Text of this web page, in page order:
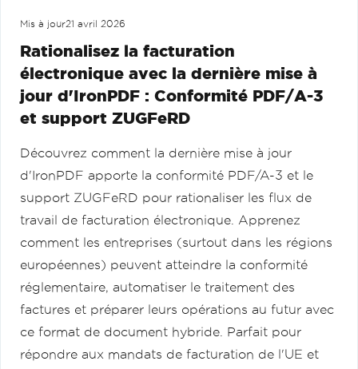
Mis à jour21 avril 2026
Rationalisez la facturation
électronique avec la dernière mise à
jour d'IronPDF : Conformité PDF/A-3
et support ZUGFeRD
Découvrez comment la dernière mise à jour
d'IronPDF apporte la conformité PDF/A-3 et le
support ZUGFeRD pour rationaliser les flux de
travail de facturation électronique. Apprenez
comment les entreprises (surtout dans les régions
européennes) peuvent atteindre la conformité
réglementaire, automatiser le traitement des
factures et préparer leurs opérations au futur avec
ce format de document hybride. Parfait pour
répondre aux mandats de facturation de l'UE et